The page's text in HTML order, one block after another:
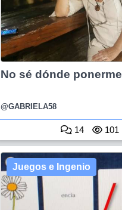
No sé dónde ponerme
@GABRIELA58
14 101
Juegos e Ingenio